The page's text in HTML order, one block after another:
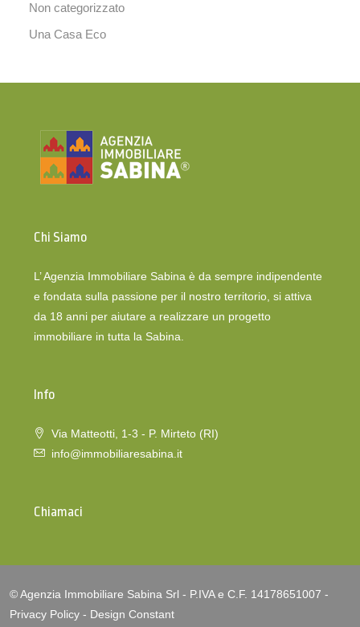
Non categorizzato
Una Casa Eco
Chi Siamo
L’ Agenzia Immobiliare Sabina è da sempre indipendente
e fondata sulla passione per il nostro territorio, si attiva
da 18 anni per aiutare a realizzare un progetto
immobiliare in tutta la Sabina.
Info
Via Matteotti, 1-3 - P. Mirteto (RI)
info@immobiliaresabina.it
Chiamaci
© Agenzia Immobiliare Sabina Srl - P.IVA e C.F. 14178651007 -
Privacy Policy - Design Constant